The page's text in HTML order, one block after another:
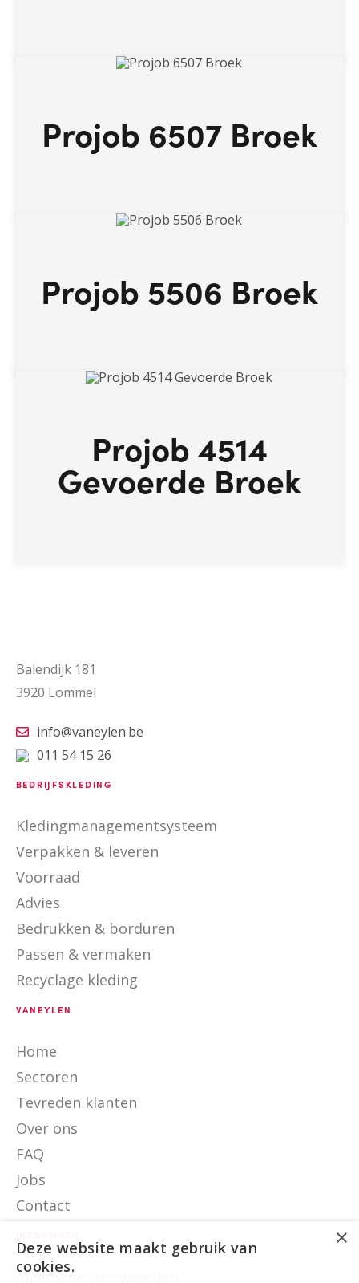
Projob 6507 Broek
Projob 5506 Broek
Projob 4514
Gevoerde Broek
Balendijk 181
3920 Lommel
info@vaneylen.be
011 54 15 26
BEDRIJFSKLEDING
Kledingmanagementsysteem
Verpakken & leveren
Voorraad
Advies
Bedrukken & borduren
Passen & vermaken
Recyclage kleding
VANEYLEN
Home
Sectoren
Tevreden klanten
Over ons
FAQ
Jobs
Contact
Algemene voorwaarden
×
Deze website maakt gebruik van
cookies.